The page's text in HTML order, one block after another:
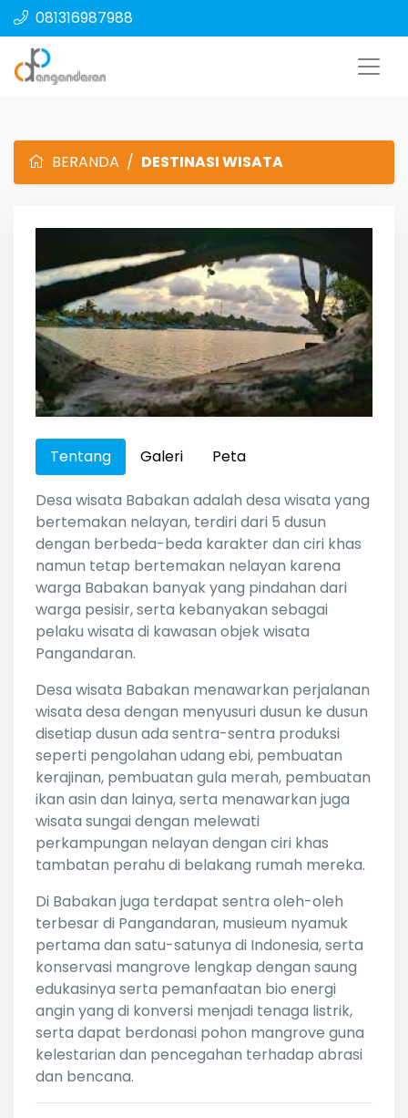
081316987988
BERANDA DESTINASI WISATA
Tentang Galeri Peta
Desa wisata Babakan adalah desa wisata yang
bertemakan nelayan, terdiri dari 5 dusun
dengan berbeda-beda karakter dan ciri khas
namun tetap bertemakan nelayan karena
warga Babakan banyak yang pindahan dari
warga pesisir, serta kebanyakan sebagai
pelaku wisata di kawasan objek wisata
Pangandaran.
Desa wisata Babakan menawarkan perjalanan
wisata desa dengan menyusuri dusun ke dusun
disetiap dusun ada sentra-sentra produksi
seperti pengolahan udang ebi, pembuatan
kerajinan, pembuatan gula merah, pembuatan
ikan asin dan lainya, serta menawarkan juga
wisata sungai dengan melewati
perkampungan nelayan dengan ciri khas
tambatan perahu di belakang rumah mereka.
Di Babakan juga terdapat sentra oleh-oleh
terbesar di Pangandaran, musieum nyamuk
pertama dan satu-satunya di Indonesia, serta
konservasi mangrove lengkap dengan saung
edukasinya serta pemanfaatan bio energi
angin yang di konversi menjadi tenaga listrik,
serta dapat berdonasi pohon mangrove guna
kelestarian dan pencegahan terhadap abrasi
dan bencana.